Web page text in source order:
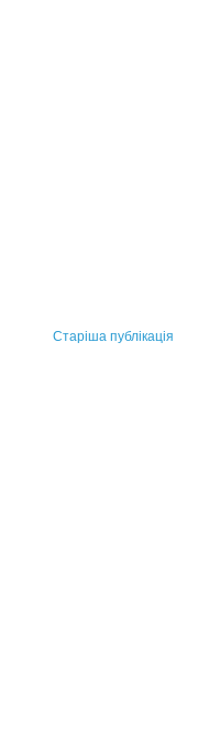
Старіша публікація